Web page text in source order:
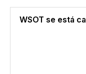
WSOT se está